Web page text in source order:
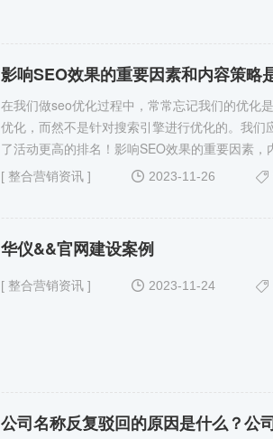
影响SEO效果的重要因素和内容策略
在我们做seo优化过程中，常常忘记我们的优化
优化，而然不是针对搜索引擎进行优化的。我
了活动更高的排名！影响SEO效果的重要因素，
[ 整合营销资讯 ] 2023-11-26
华仪&&官网建设案例
[ 整合营销资讯 ] 2023-11-24
公司名称反复驳回的原因是什么？公